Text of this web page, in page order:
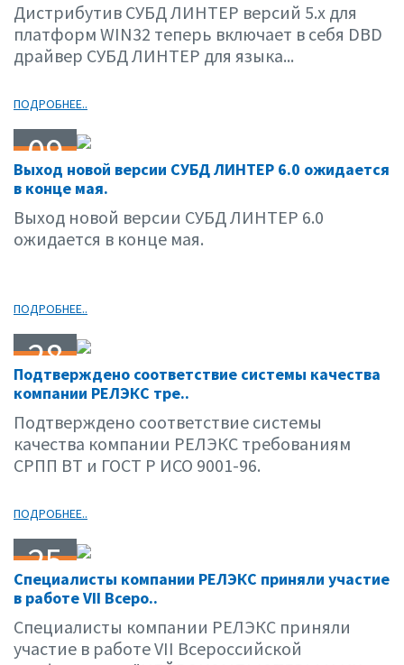
Дистрибутив СУБД ЛИНТЕР версий 5.х для
платформ WIN32 теперь включает в себя DBD
драйвер СУБД ЛИНТЕР для языка...
ПОДРОБНЕЕ..
09
04.01
Выход новой версии СУБД ЛИНТЕР 6.0 ожидается
в конце мая.
Выход новой версии СУБД ЛИНТЕР 6.0
ожидается в конце мая.
ПОДРОБНЕЕ..
28
03.01
Подтверждено соответствие системы качества
компании РЕЛЭКС тре..
Подтверждено соответствие системы
качества компании РЕЛЭКС требованиям
СРПП ВТ и ГОСТ Р ИСО 9001-96.
ПОДРОБНЕЕ..
25
03.01
Специалисты компании РЕЛЭКС приняли участие
в работе VII Всеро..
Специалисты компании РЕЛЭКС приняли
участие в работе VII Всероссийской